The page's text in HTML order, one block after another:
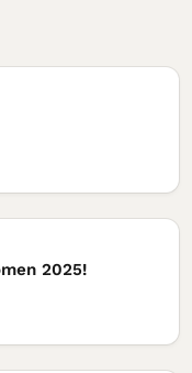
2025!